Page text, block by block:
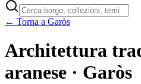
← Torna a Garòs
Architettura
aranese · Garòs